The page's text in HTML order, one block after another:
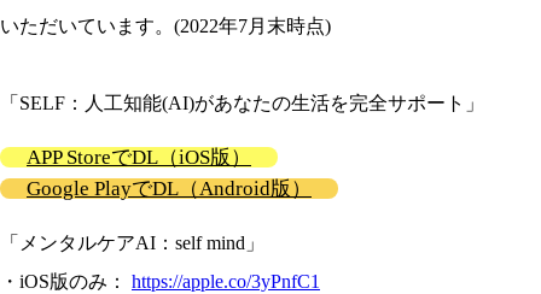
いただいています。(2022年7月末時点)
「SELF：人工知能(AI)があなたの生活を完全サポート」
APP StoreでDL（iOS版）
Google PlayでDL（Android版）
「メンタルケアAI：self mind」
・iOS版のみ： https://apple.co/3yPnfC1